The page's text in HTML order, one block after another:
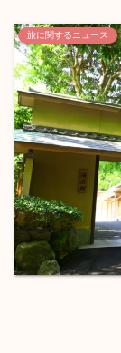
旅に関するニュース